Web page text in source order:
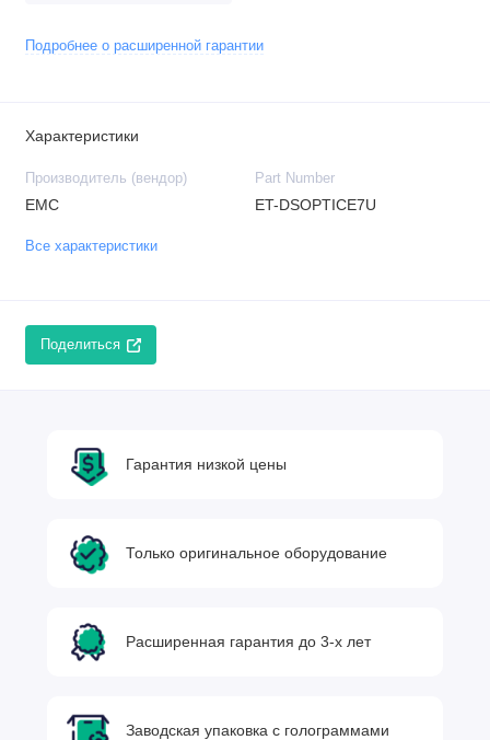
Подробнее о расширенной гарантии
Характеристики
Производитель (вендор)
EMC
Part Number
ET-DSOPTICE7U
Все характеристики
Поделиться
Гарантия низкой цены
Только оригинальное оборудование
Расширенная гарантия до 3-х лет
Заводская упаковка с голограммами